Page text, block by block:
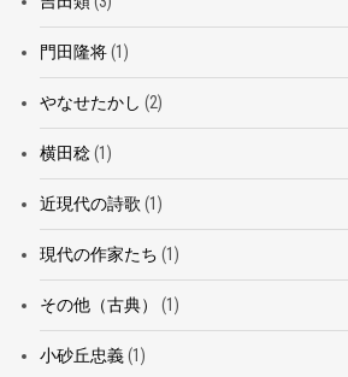
門田隆将(1)
やなせたかし (2)
横田稔(1)
近現代の詩歌 (1)
現代の作家たち (1)
その他（古典） (1)
小砂丘忠義(1)